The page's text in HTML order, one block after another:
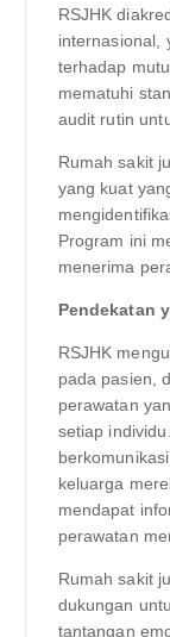
RSJHK
internasional,
terhadap
mematuhi
audit rutin
Rumah sakit
yang kuat
Program ini
menerima
Pendekatan
RSJHK
pada pasien,
perawatan
setiap
keluarga
mendapat
perawatan
Rumah sakit
dukungan
tantangan